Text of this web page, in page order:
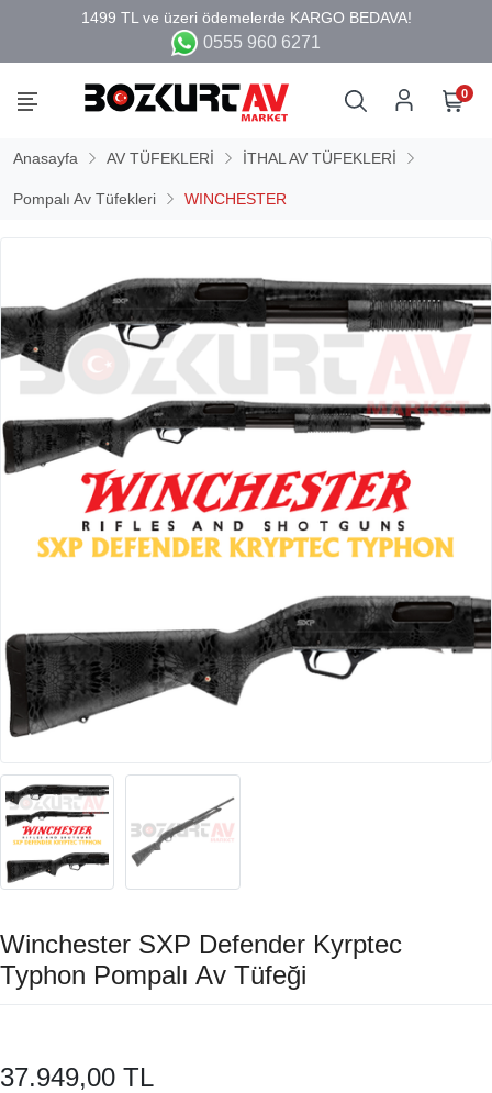
0555 960 6271
0
Anasayfa AV TÜFEKLERİ İTHAL AV TÜFEKLERİ
Pompalı Av Tüfekleri WINCHESTER
Winchester SXP Defender Kyrptec
Typhon Pompalı Av Tüfeği
37.949,00 TL